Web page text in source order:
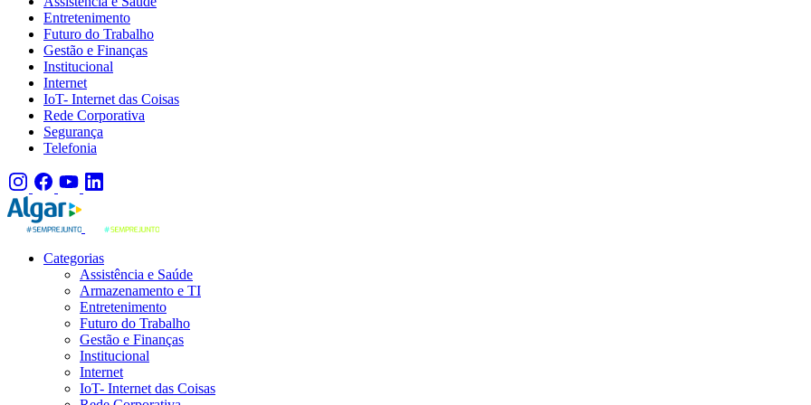
Entretenimento
Futuro do Trabalho
Gestão e Finanças
Institucional
Internet
IoT- Internet das Coisas
Rede Corporativa
Segurança
Telefonia
Categorias
Assistência e Saúde
Armazenamento e TI
Entretenimento
Futuro do Trabalho
Gestão e Finanças
Institucional
Internet
IoT- Internet das Coisas